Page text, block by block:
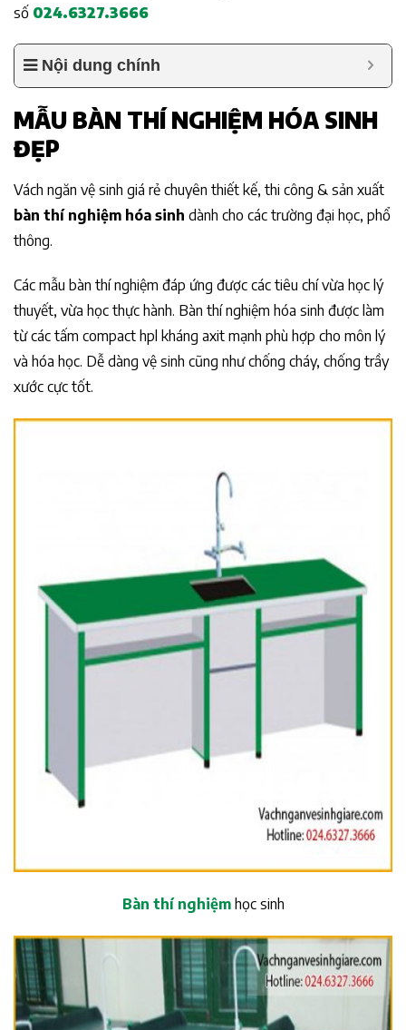
số 024.6327.3666
Nội dung chính
MẪU BÀN THÍ NGHIỆM HÓA SINH
ĐẸP
Vách ngăn vệ sinh giá rẻ chuyên thiết kế, thi công & sản xuất
bàn thí nghiệm hóa sinh dành cho các trường đại học, phổ
thông.
Các mẫu bàn thí nghiệm đáp ứng được các tiêu chí vừa học lý
thuyết, vừa học thực hành. Bàn thí nghiệm hóa sinh được làm
từ các tấm compact hpl kháng axit mạnh phù hợp cho môn lý
và hóa học. Dễ dàng vệ sinh cũng như chống cháy, chống trầy
xước cực tốt.
Bàn thí nghiệmhọc sinh